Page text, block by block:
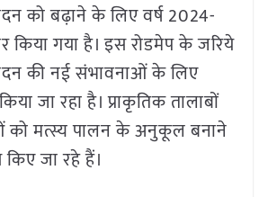
को बढ़ाने के लिए वर्ष 2024-
किया गया है। इस रोडमेप के जरिये
की नई संभावनाओं के लिए
जा रहा है। प्राकृतिक तालाबों
मत्स्य पालन के अनुकूल बनाने
जा रहे हैं।